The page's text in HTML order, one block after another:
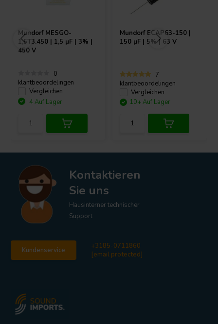
Mundorf MESGO-
1,5T3.450 | 1,5 µF | 3% |
450 V
0
klantbeoordelingen
Vergleichen
4 Auf Lager
Mundorf ECAP63-150 |
150 µF | 5% | 63 V
7
klantbeoordelingen
Vergleichen
10+ Auf Lager
Kontaktieren
Sie uns
Hausinterner technischer
Support
Kundenservice
+3185-0711860
[email protected]